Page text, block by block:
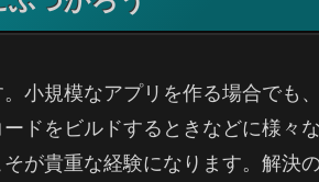
小規模なアプリを作る場合でも
ドをビルドするときなどに様々
が貴重な経験になります。解決